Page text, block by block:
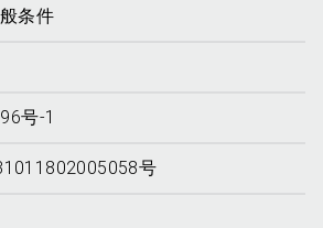
条件
号-1
号